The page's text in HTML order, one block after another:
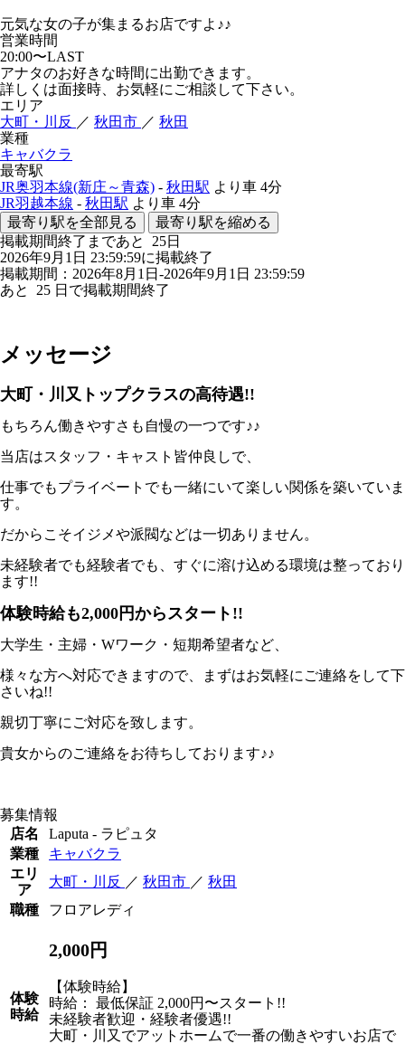
元気な女の子が集まるお店ですよ♪♪
営業時間
20:00〜LAST
アナタのお好きな時間に出勤できます。
詳しくは面接時、お気軽にご相談して下さい。
エリア
大町・川反 ／ 秋田市 ／ 秋田
業種
キャバクラ
最寄駅
JR奥羽本線(新庄～青森) - 秋田駅 より車 4分
JR羽越本線 - 秋田駅 より車 4分
最寄り駅を全部見る
最寄り駅を縮める
掲載期間終了まであと 25日
2026年9月1日 23:59:59に掲載終了
掲載期間：2026年8月1日-2026年9月1日 23:59:59
あと 25 日で掲載期間終了
メッセージ
大町・川又トップクラスの高待遇!!
もちろん働きやすさも自慢の一つです♪♪
当店はスタッフ・キャスト皆仲良しで、
仕事でもプライベートでも一緒にいて楽しい関係を築いていま
す。
だからこそイジメや派閥などは一切ありません。
未経験者でも経験者でも、すぐに溶け込める環境は整っており
ます!!
体験時給も2,000円からスタート!!
大学生・主婦・Wワーク・短期希望者など、
様々な方へ対応できますので、まずはお気軽にご連絡をして下
さいね!!
親切丁寧にご対応を致します。
貴女からのご連絡をお待ちしております♪♪
募集情報
店名
Laputa - ラピュタ
業種
キャバクラ
エリ
ア
大町・川反 ／ 秋田市 ／ 秋田
職種
フロアレディ
体験
時給
2,000円
【体験時給】
時給： 最低保証 2,000円〜スタート!!
未経験者歓迎・経験者優遇!!
大町・川又でアットホームで一番の働きやすいお店で